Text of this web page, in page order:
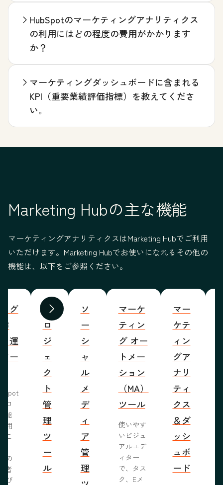
HubSpotのマーケティングアナリティクス
の利用にはどの程度の費用がかかります
か？
マーケティングダッシュボードに含まれる
KPI（重要業績評価指標）を教えてくださ
い。
Marketing Hubの主な機能
マーケティングアナリティクスはMarketing Hubでご利用
いただけます。Marketing Hubでお使いになれるその他の
機能は、以下をご参照ください。
前へ 次へ
グ
運
ー
ロ
能
用
こ
の
者
び
プ
ロ
ジ
ェ
ク
ト
管
理
ツ
ー
ル
ソ
ー
シ
ャ
ル
メ
デ
ィ
ア
管
理
マーケ
ティン
グ オー
トメー
ション
（MA）
ツール
使いやす
いビジュ
アルエデ
ィター
で、タス
ク、Eメ
マー
ケテ
ィン
グア
ナリ
ティ
クス
＆ダ
ッシ
ュボ
ード